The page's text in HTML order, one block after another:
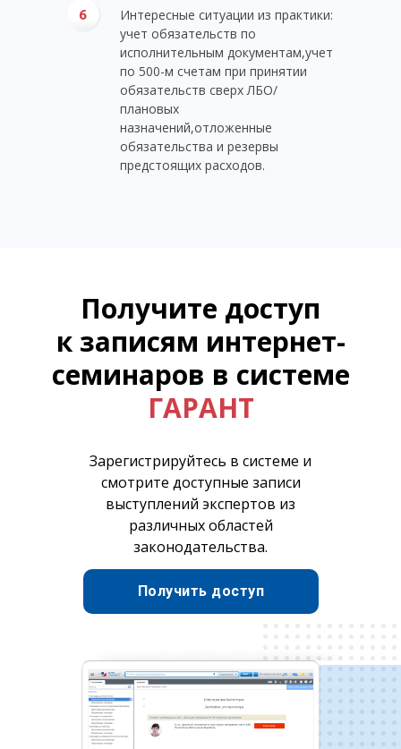
Интересные ситуации из практики:
учет обязательств по
исполнительным документам,учет
по 500-м счетам при принятии
обязательств сверх ЛБО/
плановых
назначений,отложенные
обязательства и резервы
предстоящих расходов.
Получите доступ
к записям интернет-
семинаров в системе
ГАРАНТ
Зарегистрируйтесь в системе и
смотрите доступные записи
выступлений экспертов из
различных областей
законодательства.
Получить доступ